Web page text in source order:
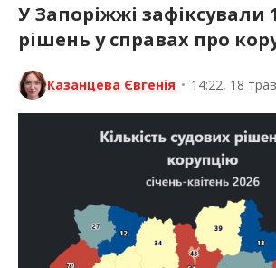
У Запоріжжі зафіксували
рішень у справах про
Казанцева Євгенія • 14:22, 18